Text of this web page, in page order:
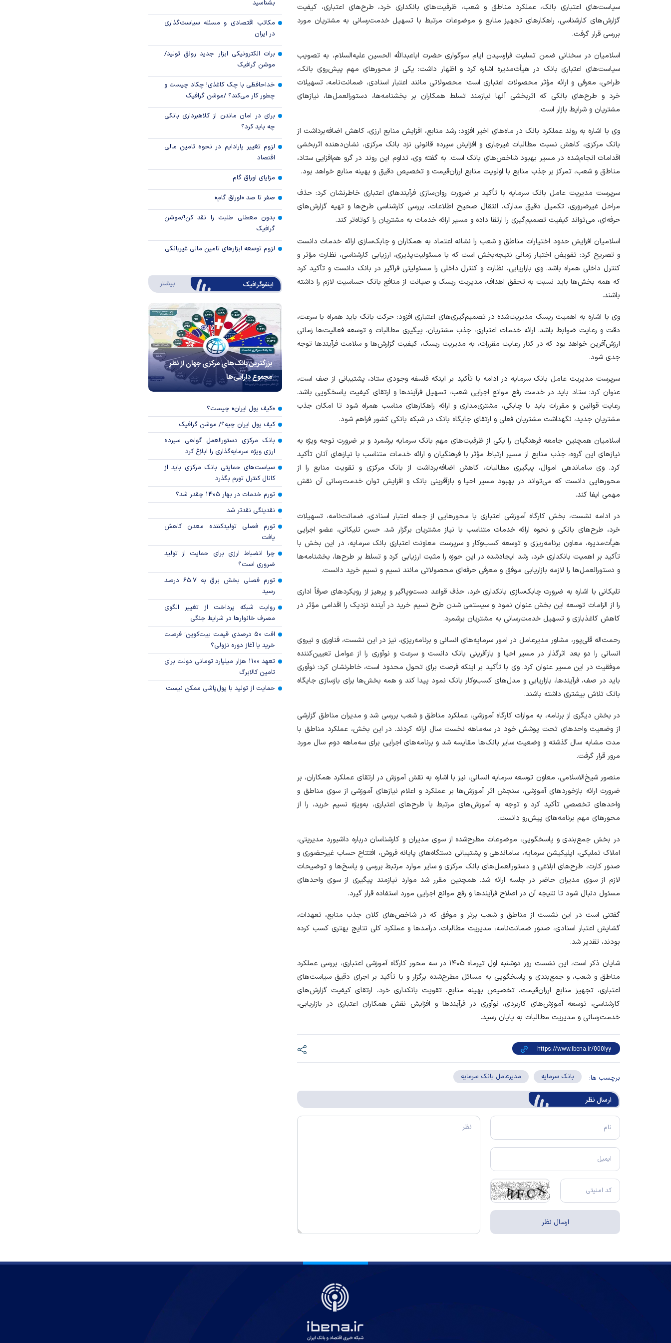
سیاست‌های اعتباری بانک، عملکرد مناطق و شعب، ظرفیت‌های بانکداری خرد، طرح‌های اعتباری، کیفیت
گزارش‌های کارشناسی، راهکار‌های تجهیز منابع و موضوعات مرتبط با تسهیل خدمت‌رسانی به مشتریان مورد
بررسی قرار گرفت.
اسلامیان در سخنانی ضمن تسلیت فرارسیدن ایام سوگواری حضرت اباعبدالله الحسین علیه‌السلام، به تصویب
سیاست‌های اعتباری بانک در هیأت‌مدیره اشاره کرد و اظهار داشت: یکی از محور‌های مهم پیش‌روی بانک،
طراحی، معرفی و ارائه مؤثر محصولات اعتباری است؛ محصولاتی مانند اعتبار اسنادی، ضمانت‌نامه، تسهیلات
خرد و طرح‌های بانکی که اثربخشی آنها نیازمند تسلط همکاران بر بخشنامه‌ها، دستورالعمل‌ها، نیاز‌های
مشتریان و شرایط بازار است.
وی با اشاره به روند عملکرد بانک در ماه‌های اخیر افزود: رشد منابع، افزایش منابع ارزی، کاهش اضافه‌برداشت از
بانک مرکزی، کاهش نسبت مطالبات غیرجاری و افزایش سپرده قانونی نزد بانک مرکزی، نشان‌دهنده اثربخشی
اقدامات انجام‌شده در مسیر بهبود شاخص‌های بانک است. به گفته وی، تداوم این روند در گرو هم‌افزایی ستاد،
مناطق و شعب، تمرکز بر جذب منابع با اولویت منابع ارزان‌قیمت و تخصیص دقیق و بهینه منابع خواهد بود.
سرپرست مدیریت عامل بانک سرمایه با تأکید بر ضرورت روان‌سازی فرآیند‌های اعتباری خاطرنشان کرد: حذف
مراحل غیرضروری، تکمیل دقیق مدارک، انتقال صحیح اطلاعات، بررسی کارشناسی طرح‌ها و تهیه گزارش‌های
حرفه‌ای، می‌تواند کیفیت تصمیم‌گیری را ارتقا داده و مسیر ارائه خدمات به مشتریان را کوتاه‌تر کند.
اسلامیان افزایش حدود اختیارات مناطق و شعب را نشانه اعتماد به همکاران و چابک‌سازی ارائه خدمات دانست
و تصریح کرد: تفویض اختیار زمانی نتیجه‌بخش است که با مسئولیت‌پذیری، ارزیابی کارشناسی، نظارت مؤثر و
کنترل داخلی همراه باشد. وی بازاریابی، نظارت و کنترل داخلی را مسئولیتی فراگیر در بانک دانست و تأکید کرد
که همه بخش‌ها باید نسبت به تحقق اهداف، مدیریت ریسک و صیانت از منافع بانک حساسیت لازم را داشته
باشند.
وی با اشاره به اهمیت ریسک مدیریت‌شده در تصمیم‌گیری‌های اعتباری افزود: حرکت بانک باید همراه با سرعت،
دقت و رعایت ضوابط باشد. ارائه خدمات اعتباری، جذب مشتریان، پیگیری مطالبات و توسعه فعالیت‌ها زمانی
ارزش‌آفرین خواهد بود که در کنار رعایت مقررات، به مدیریت ریسک، کیفیت گزارش‌ها و سلامت فرآیند‌ها توجه
جدی شود.
سرپرست مدیریت عامل بانک سرمایه در ادامه با تأکید بر اینکه فلسفه وجودی ستاد، پشتیبانی از صف است،
عنوان کرد: ستاد باید در خدمت رفع موانع اجرایی شعب، تسهیل فرآیند‌ها و ارتقای کیفیت پاسخگویی باشد.
رعایت قوانین و مقررات باید با چابکی، مشتری‌مداری و ارائه راهکار‌های مناسب همراه شود تا امکان جذب
مشتریان جدید، نگهداشت مشتریان فعلی و ارتقای جایگاه بانک در شبکه بانکی کشور فراهم شود.
اسلامیان همچنین جامعه فرهنگیان را یکی از ظرفیت‌های مهم بانک سرمایه برشمرد و بر ضرورت توجه ویژه به
نیاز‌های این گروه، جذب منابع از مسیر ارتباط مؤثر با فرهنگیان و ارائه خدمات متناسب با نیاز‌های آنان تأکید
کرد. وی ساماندهی اموال، پیگیری مطالبات، کاهش اضافه‌برداشت از بانک مرکزی و تقویت منابع را از
محور‌هایی دانست که می‌تواند در بهبود مسیر احیا و بازآفرینی بانک و افزایش توان خدمت‌رسانی آن نقش
مهمی ایفا کند.
در ادامه نشست، بخش کارگاه آموزشی اعتباری با محور‌هایی از جمله اعتبار اسنادی، ضمانت‌نامه، تسهیلات
خرد، طرح‌های بانکی و نحوه ارائه خدمات متناسب با نیاز مشتریان برگزار شد. حسن تلیکانی، عضو اجرایی
هیأت‌مدیره، معاون برنامه‌ریزی و توسعه کسب‌وکار و سرپرست معاونت اعتباری بانک سرمایه، در این بخش با
تأکید بر اهمیت بانکداری خرد، رشد ایجادشده در این حوزه را مثبت ارزیابی کرد و تسلط بر طرح‌ها، بخشنامه‌ها
و دستورالعمل‌ها را لازمه بازاریابی موفق و معرفی حرفه‌ای محصولاتی مانند نسیم و نسیم خرید دانست.
تلیکانی با اشاره به ضرورت چابک‌سازی بانکداری خرد، حذف قواعد دست‌وپاگیر و پرهیز از رویکرد‌های صرفاً اداری
را از الزامات توسعه این بخش عنوان نمود و سیستمی شدن طرح نسیم خرید در آینده نزدیک را اقدامی مؤثر در
کاهش کاغذبازی و تسهیل خدمت‌رسانی به مشتریان برشمرد.
رحمت‌اله قلی‌پور، مشاور مدیرعامل در امور سرمایه‌های انسانی و برنامه‌ریزی، نیز در این نشست، فناوری و نیروی
انسانی را دو بعد اثرگذار در مسیر احیا و بازآفرینی بانک دانست و سرعت و نوآوری را از عوامل تعیین‌کننده
موفقیت در این مسیر عنوان کرد. وی با تأکید بر اینکه فرصت برای تحول محدود است، خاطرنشان کرد: نوآوری
باید در صف، فرآیندها، بازاریابی و مدل‌های کسب‌وکار بانک نمود پیدا کند و همه بخش‌ها برای بازسازی جایگاه
بانک تلاش بیشتری داشته باشند.
در بخش دیگری از برنامه، به موازات کارگاه آموزشی، عملکرد مناطق و شعب بررسی شد و مدیران مناطق گزارشی
از وضعیت واحد‌های تحت پوشش خود در سه‌ماهه نخست سال ارائه کردند. در این بخش، عملکرد مناطق با
مدت مشابه سال گذشته و وضعیت سایر بانک‌ها مقایسه شد و برنامه‌های اجرایی برای سه‌ماهه دوم سال مورد
مرور قرار گرفت.
منصور شیخ‌الاسلامی، معاون توسعه سرمایه انسانی، نیز با اشاره به نقش آموزش در ارتقای عملکرد همکاران، بر
ضرورت ارائه بازخورد‌های آموزشی، سنجش اثر آموزش‌ها بر عملکرد و اعلام نیاز‌های آموزشی از سوی مناطق و
واحد‌های تخصصی تأکید کرد و توجه به آموزش‌های مرتبط با طرح‌های اعتباری، به‌ویژه نسیم خرید، را از
محور‌های مهم برنامه‌های پیش‌رو دانست.
در بخش جمع‌بندی و پاسخگویی، موضوعات مطرح‌شده از سوی مدیران و کارشناسان درباره داشبورد مدیریتی،
املاک تملیکی، اپلیکیشن سرمایه، ساماندهی و پشتیبانی دستگاه‌های پایانه فروش، افتتاح حساب غیرحضوری و
صدور کارت، طرح‌های ابلاغی و دستورالعمل‌های بانک مرکزی و سایر موارد مرتبط بررسی و پاسخ‌ها و توضیحات
لازم از سوی مدیران حاضر در جلسه ارائه شد. همچنین مقرر شد موارد نیازمند پیگیری از سوی واحد‌های
مسئول دنبال شود تا نتیجه آن در اصلاح فرآیند‌ها و رفع موانع اجرایی مورد استفاده قرار گیرد.
گفتنی است در این نشست از مناطق و شعب برتر و موفق که در شاخص‌های کلان جذب منابع، تعهدات،
گشایش اعتبار اسنادی، صدور ضمانت‌نامه، مدیریت مطالبات، درآمد‌ها و عملکرد کلی نتایج بهتری کسب کرده
بودند، تقدیر شد.
شایان ذکر است، این نشست روز دوشنبه اول تیرماه ۱۴۰۵ در سه محور کارگاه آموزشی اعتباری، بررسی عملکرد
مناطق و شعب، و جمع‌بندی و پاسخگویی به مسائل مطرح‌شده برگزار و با تأکید بر اجرای دقیق سیاست‌های
اعتباری، تجهیز منابع ارزان‌قیمت، تخصیص بهینه منابع، تقویت بانکداری خرد، ارتقای کیفیت گزارش‌های
کارشناسی، توسعه آموزش‌های کاربردی، نوآوری در فرآیند‌ها و افزایش نقش همکاران اعتباری در بازاریابی،
خدمت‌رسانی و مدیریت مطالبات به پایان رسید.
برچسب ها: بانک سرمایه مدیرعامل بانک سرمایه
ارسال‌ نظر
پیام تبریک مدیرعامل بانک مسکن به
مناسبت روز خبرنگار
فیلیپین در بن‌بست پولی
بشناسید
مکاتب اقتصادی و مسئله سیاست‌گذاری
در ایران
برات الکترونیکی ابزار جدید رونق تولید/
موشن گرافیک
خداحافظی با چک کاغذی! چکاد چیست و
چطور کار می‌کند؟ /موشن گرافیک
برای در امان ماندن از کلاهبرداری بانکی
چه باید کرد؟
لزوم تغییر پارادایم در نحوه تامین مالی
اقتصاد
مزایای اوراق گام
صفر تا صد «اوراق گام»
بدون معطلی طلبت را نقد کن!/موشن
گرافیک
لزوم توسعه ابزارهای تامین مالی غیربانکی
اینفوگرافیک بیشتر درباره اینفوگرافیک
بزرگترین بانک‌های مرکزی جهان از نظر
مجموع دارایی‌ها
«کیف پول ایران» چیست؟
کیف پول ایران چیه؟/ موشن گرافیک
بانک مرکزی دستورالعمل گواهی سپرده
ارزی ویژه سرمایه‌گذاری را ابلاغ کرد
سیاست‌های حمایتی بانک مرکزی باید از
کانال کنترل تورم بگذرد
تورم خدمات در بهار ۱۴۰۵ چقدر شد؟
نقدینگی نقدتر شد
تورم فصلی تولیدکننده معدن کاهش
یافت
چرا انضباط ارزی برای حمایت از تولید
ضروری است؟
تورم فصلی بخش برق به ۶۵.۷ درصد
رسید
روایت شبکه پرداخت از تغییر الگوی
مصرف خانوار‌ها در شرایط جنگی
افت ۵۰ درصدی قیمت بیت‌کوین؛ فرصت
خرید یا آغاز دوره نزولی؟
تعهد ۱۱۰۰ هزار میلیارد تومانی دولت برای
تامین کالابرگ
حمایت از تولید با پول‌پاشی ممکن نیست